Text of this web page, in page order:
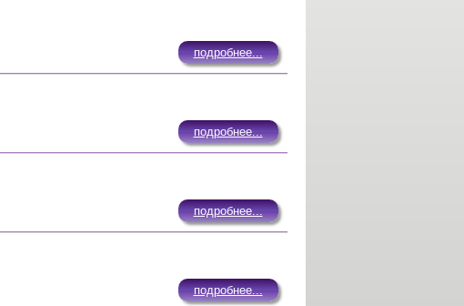
подробнее...
подробнее...
подробнее...
подробнее...